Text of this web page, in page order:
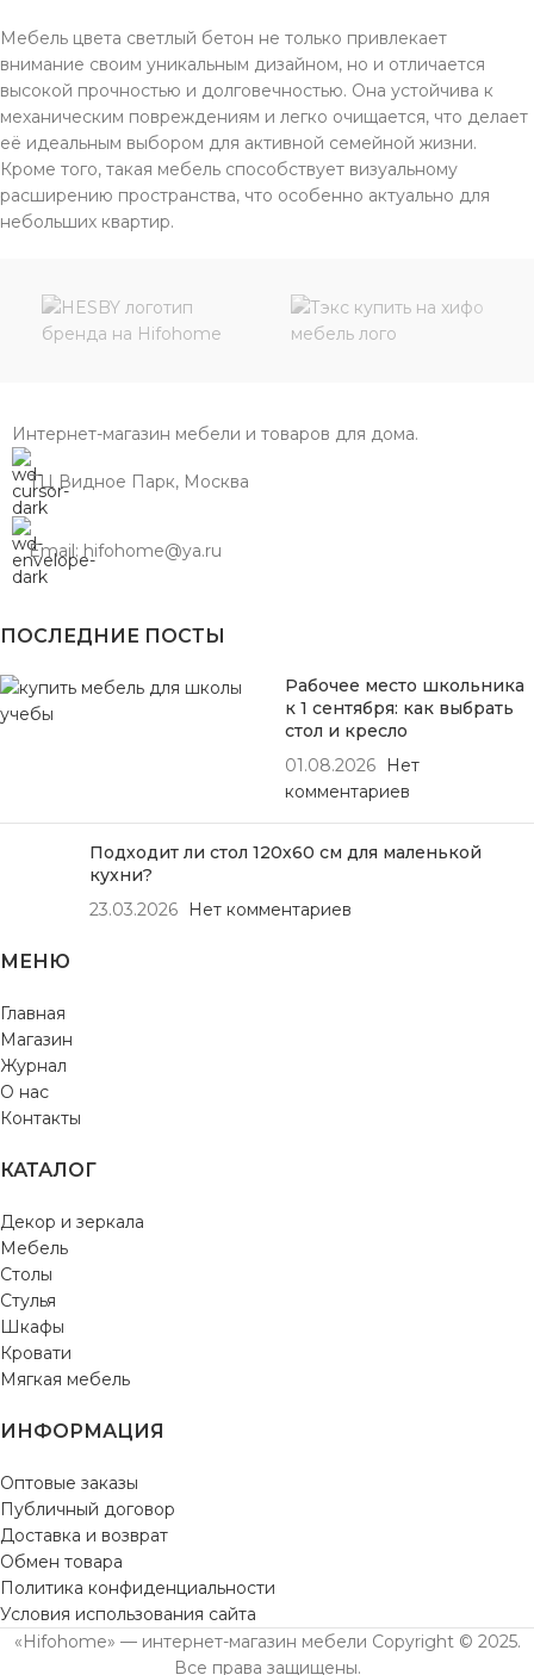
Мебель цвета светлый бетон не только привлекает
внимание своим уникальным дизайном, но и отличается
высокой прочностью и долговечностью. Она устойчива к
механическим повреждениям и легко очищается, что делает
её идеальным выбором для активной семейной жизни.
Кроме того, такая мебель способствует визуальному
расширению пространства, что особенно актуально для
небольших квартир.
Интернет-магазин мебели и товаров для дома.
ТЦ Видное Парк, Москва
Email: hifohome@ya.ru
ПОСЛЕДНИЕ ПОСТЫ
Рабочее место школьника
к 1 сентября: как выбрать
стол и кресло
01.08.2026
Нет
комментариев
Подходит ли стол 120х60 см для маленькой
кухни?
23.03.2026
Нет комментариев
МЕНЮ
Главная
Магазин
Журнал
О нас
Контакты
КАТАЛОГ
Декор и зеркала
Мебель
Столы
Стулья
Шкафы
Кровати
Мягкая мебель
ИНФОРМАЦИЯ
Оптовые заказы
Публичный договор
Доставка и возврат
Обмен товара
Политика конфиденциальности
Условия использования сайта
«Hifohome» — интернет-магазин мебели Copyright © 2025.
Все права защищены.